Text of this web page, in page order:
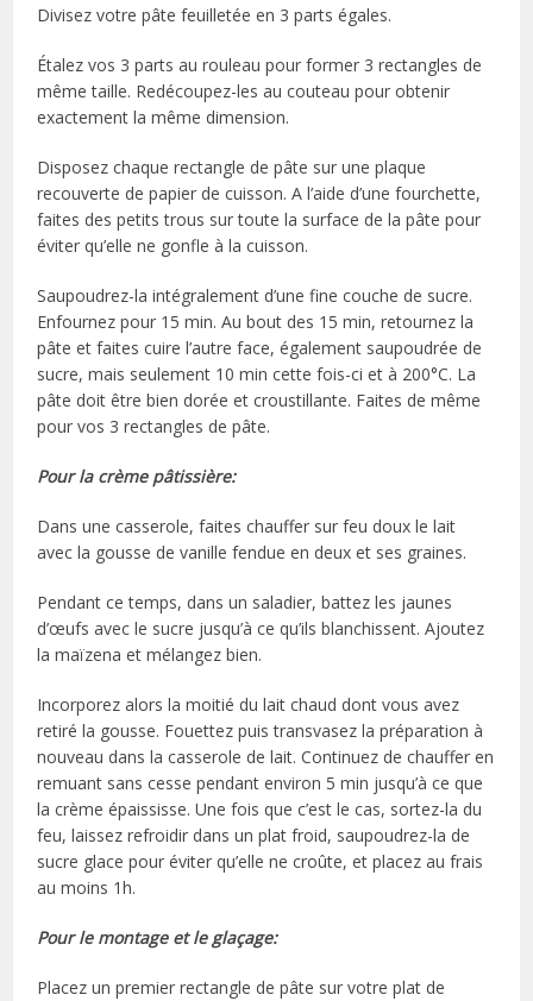
Divisez votre pâte feuilletée en 3 parts égales.
Étalez vos 3 parts au rouleau pour former 3 rectangles de
même taille. Redécoupez-les au couteau pour obtenir
exactement la même dimension.
Disposez chaque rectangle de pâte sur une plaque
recouverte de papier de cuisson. A l’aide d’une fourchette,
faites des petits trous sur toute la surface de la pâte pour
éviter qu’elle ne gonfle à la cuisson.
Saupoudrez-la intégralement d’une fine couche de sucre.
Enfournez pour 15 min. Au bout des 15 min, retournez la
pâte et faites cuire l’autre face, également saupoudrée de
sucre, mais seulement 10 min cette fois-ci et à 200°C. La
pâte doit être bien dorée et croustillante. Faites de même
pour vos 3 rectangles de pâte.
Pour la crème pâtissière:
Dans une casserole, faites chauffer sur feu doux le lait
avec la gousse de vanille fendue en deux et ses graines.
Pendant ce temps, dans un saladier, battez les jaunes
d’œufs avec le sucre jusqu’à ce qu’ils blanchissent. Ajoutez
la maïzena et mélangez bien.
Incorporez alors la moitié du lait chaud dont vous avez
retiré la gousse. Fouettez puis transvasez la préparation à
nouveau dans la casserole de lait. Continuez de chauffer en
remuant sans cesse pendant environ 5 min jusqu’à ce que
la crème épaississe. Une fois que c’est le cas, sortez-la du
feu, laissez refroidir dans un plat froid, saupoudrez-la de
sucre glace pour éviter qu’elle ne croûte, et placez au frais
au moins 1h.
Pour le montage et le glaçage:
Placez un premier rectangle de pâte sur votre plat de